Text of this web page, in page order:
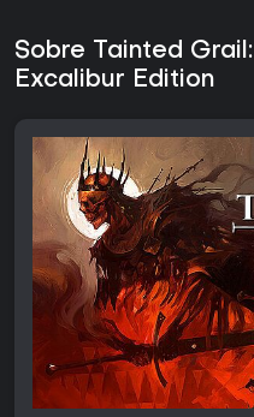
Sobre Tainted
Excalibur Edition